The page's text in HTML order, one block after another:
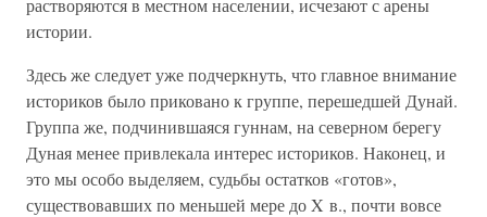
растворяются в местном населении, исчезают с арены
истории.
Здесь же следует уже подчеркнуть, что главное внимание
историков было приковано к группе, перешедшей Дунай.
Группа же, подчинившаяся гуннам, на северном берегу
Дуная менее привлекала интерес историков. Наконец, и
это мы особо выделяем, судьбы остатков «готов»,
существовавших по меньшей мере до X в., почти вовсе